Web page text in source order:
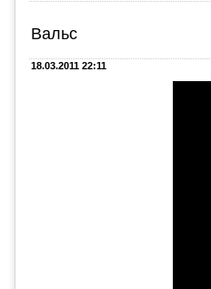
Вальс
18.03.2011 22:11